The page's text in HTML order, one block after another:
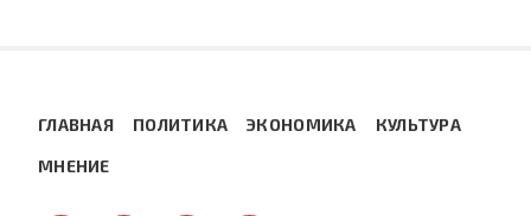
ГЛАВНАЯ ПОЛИТИКА ЭКОНОМИКА КУЛЬТУРА
МНЕНИЕ